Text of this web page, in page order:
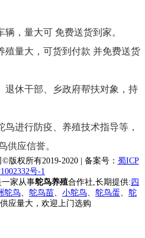
，量大可 免费送货到家。
量大，可货到付款 并免费送货
休干部、乡政府帮扶对象，持
进行防疫、养殖技术指导等，
应信誉。
©版权所有2019-2020 | 备案号： 蜀ICP
号-1
家从事鸵鸟养殖合作社,长期提供: 四
鸵鸟、 鸵鸟苗、 小鸵鸟、 鸵鸟蛋、 鸵
应量大，欢迎上门选购